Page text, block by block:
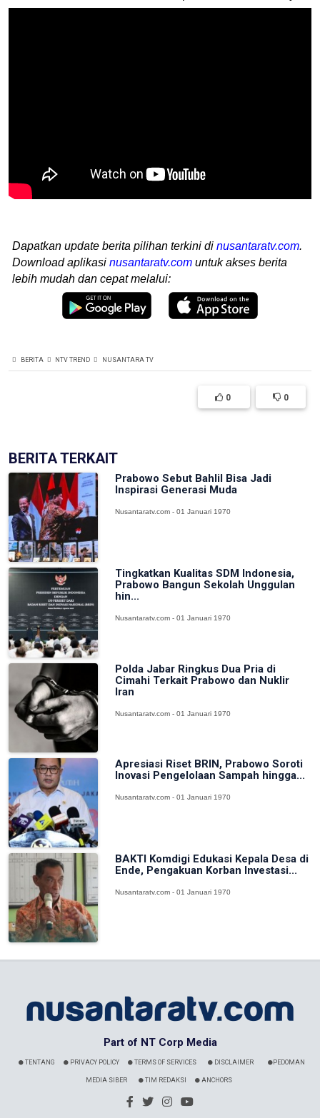
Dapatkan update berita pilihan terkini di nusantaratv.com.
Download aplikasi nusantaratv.com untuk akses berita
lebih mudah dan cepat melalui:
BERITA NTV TREND NUSANTARA TV
0 0
BERITA TERKAIT
Prabowo Sebut Bahlil Bisa Jadi
Inspirasi Generasi Muda
Nusantaratv.com - 01 Januari 1970
Tingkatkan Kualitas SDM Indonesia,
Prabowo Bangun Sekolah Unggulan
hin...
Nusantaratv.com - 01 Januari 1970
Polda Jabar Ringkus Dua Pria di
Cimahi Terkait Prabowo dan Nuklir
Iran
Nusantaratv.com - 01 Januari 1970
Apresiasi Riset BRIN, Prabowo Soroti
Inovasi Pengelolaan Sampah hingga...
Nusantaratv.com - 01 Januari 1970
BAKTI Komdigi Edukasi Kepala Desa di
Ende, Pengakuan Korban Investasi...
Nusantaratv.com - 01 Januari 1970
Part of NT Corp Media
TENTANG PRIVACY POLICY TERMS OF SERVICES DISCLAIMER PEDOMAN
MEDIA SIBER TIM REDAKSI ANCHORS